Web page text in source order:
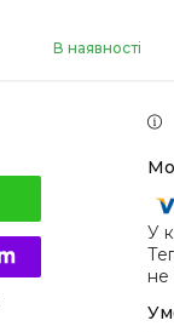
В наявності
У
не